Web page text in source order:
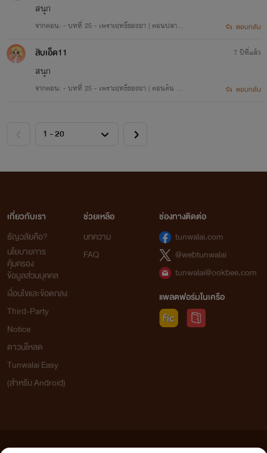
สนุก
จากตอน: - บทที่ 25 - เพราะฤทธิ์ของยา | ตอนปลาย
ตอบกลับ
สิบเอ็ด11
สนุก
จากตอน: - บทที่ 25 - เพราะฤทธิ์ของยา | ตอนต้น N
7 ปีที่แล้ว
ตอบกลับ
เกี่ยวกับเรา
ธัญวลัยคือ?
นโยบายการ
คุ้มครอง
ข้อมูลส่วนบุคคล
เงื่อนไขและข้อตกลง
Third-Party
Notice
ดาวน์โหลด
Tunwalai Easy
(สำหรับ Android)
ช่วยเหลือ
บทความ
FAQ
ช่องทางติดต่อ
tunwalai.com
@webtunwalai
tunwalai@ookbee.com
แพลตฟอร์มในเครือ